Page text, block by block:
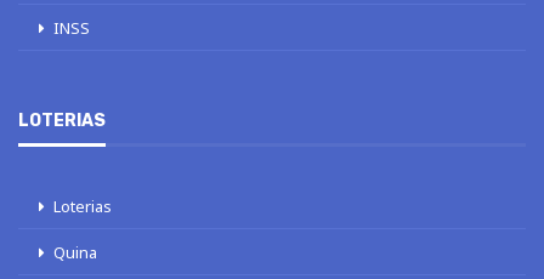
INSS
LOTERIAS
Loterias
Quina